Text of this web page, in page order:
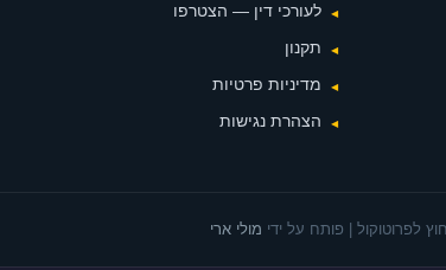
לעורכי דין — הצטרפו
תקנון
מדיניות פרטיות
הצהרת נגישות
מולי ארי